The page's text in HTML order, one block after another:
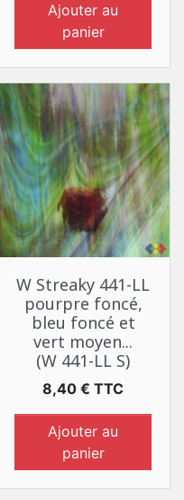
Ajouter au
panier
W Streaky 441-LL
pourpre foncé,
bleu foncé et
vert moyen...
(W 441-LL S)
Prix
8,40 € TTC
Ajouter au
panier